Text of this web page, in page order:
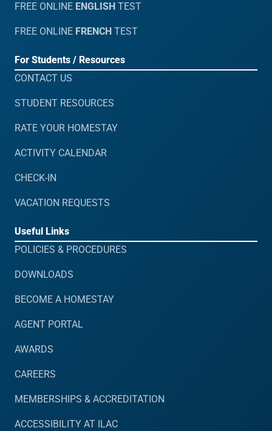
FREE ONLINE ENGLISH TEST
FREE ONLINE FRENCH TEST
For Students / Resources
CONTACT US
STUDENT RESOURCES
RATE YOUR HOMESTAY
ACTIVITY CALENDAR
CHECK-IN
VACATION REQUESTS
Useful Links
POLICIES & PROCEDURES
DOWNLOADS
BECOME A HOMESTAY
AGENT PORTAL
AWARDS
CAREERS
MEMBERSHIPS & ACCREDITATION
ACCESSIBILITY AT ILAC